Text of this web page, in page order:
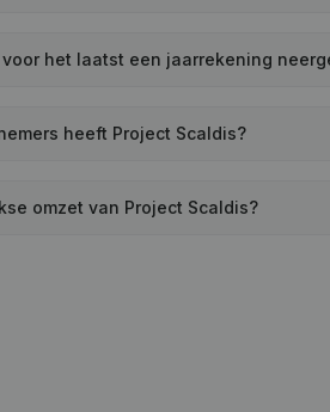
het laatst een jaarrekening
heeft Project Scaldis?
omzet van Project Scaldis?